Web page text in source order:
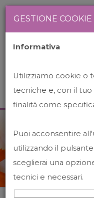
GESTIONE COOKIE
Informativa
Utilizziamo cookie o
tecniche e, con il
finalità come
Puoi acconsentire
utilizzando il
sceglierai una
tecnici e necessari.